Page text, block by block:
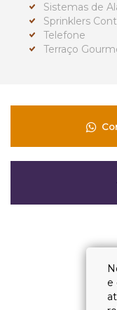
Sistemas de
Sprinklers
Telefone
Terraço
e